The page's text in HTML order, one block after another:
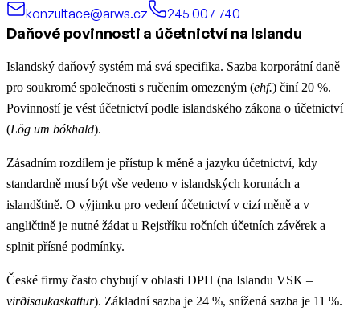
konzultace@arws.cz
245 007 740
Daňové povinnosti a účetnictví na Islandu
Islandský daňový systém má svá specifika. Sazba korporátní daně
pro soukromé společnosti s ručením omezeným (ehf.) činí 20 %.
Povinností je vést účetnictví podle islandského zákona o účetnictví
(Lög um bókhald).
Zásadním rozdílem je přístup k měně a jazyku účetnictví, kdy
standardně musí být vše vedeno v islandských korunách a
islandštině. O výjimku pro vedení účetnictví v cizí měně a v
angličtině je nutné žádat u Rejstříku ročních účetních závěrek a
splnit přísné podmínky.
České firmy často chybují v oblasti DPH (na Islandu VSK –
virðisaukaskattur). Základní sazba je 24 %, snížená sazba je 11 %.